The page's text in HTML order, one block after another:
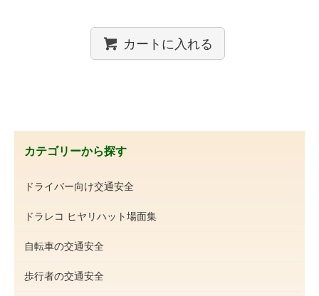
カートに入れる
カテゴリーから探す
ドライバー向け交通安全
ドラレコ ヒヤリハット場面集
自転車の交通安全
歩行者の交通安全